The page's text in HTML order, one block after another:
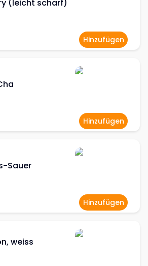
(leicht scharf)
Hinzufügen
Hinzufügen
Sauer
Hinzufügen
weiss